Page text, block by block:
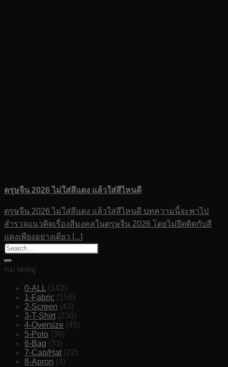
ตรุษจีน 2026 ไม่ใส่สีแดง แล้วใส่สีไหนดี
ตรุษจีน 2026 ไม่ใส่สีแดง แล้วใส่สีไหนดี บทความนี้จะพาไป
สำรวจแนวคิดเรื่องสีมงคลในตรุษจีน 2026 โดยไม่ยึดติดกับสี
แดงเพียงอย่างเดียว [...]
หมวดหมู่
0-ALL(142)
1-Fabric (158)
2-Screen (43)
3-T-Shirt(236)
4-Oversize (45)
5-Polo (39)
6-Bag (33)
7-Cap/Hat(22)
8-Apron (4)